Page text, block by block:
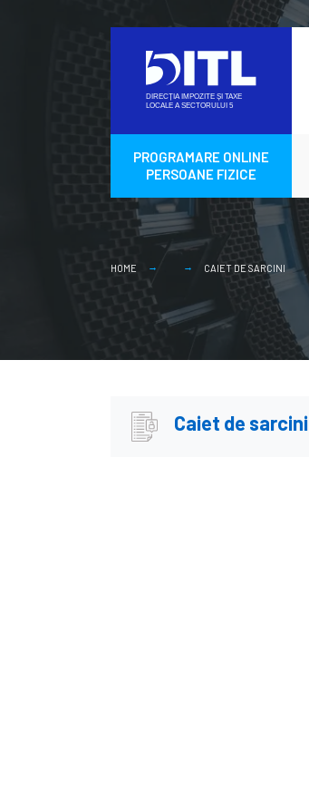
content
PROGRAMARE ONLINE
PERSOANE FIZICE
HOME CAIET DE SARCINI
Caiet de sarcini